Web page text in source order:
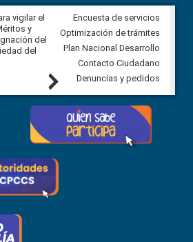
vigilar el
y
del
del
Veeduría Ciudadana para
construcción del asfaltado de
Ballenita del cantón Santa
7 agosto, 2026
Next
Encuesta de servicios
Optimización de trámites
Plan Nacional Desarrollo
Contacto Ciudadano
Denuncias y pedidos